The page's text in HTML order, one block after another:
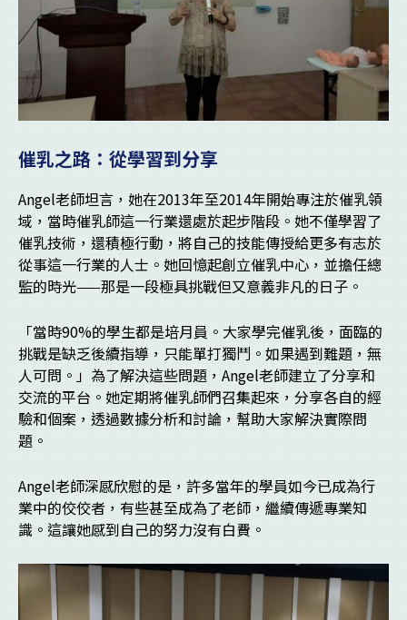
催乳之路：從學習到分享
Angel老師坦言，她在2013年至2014年開始專注於催乳領
域，當時催乳師這一行業還處於起步階段。她不僅學習了
催乳技術，還積極行動，將自己的技能傳授給更多有志於
從事這一行業的人士。她回憶起創立催乳中心，並擔任總
監的時光——那是一段極具挑戰但又意義非凡的日子。
「當時90%的學生都是培月員。大家學完催乳後，面臨的
挑戰是缺乏後續指導，只能單打獨鬥。如果遇到難題，無
人可問。」為了解決這些問題，Angel老師建立了分享和
交流的平台。她定期將催乳師們召集起來，分享各自的經
驗和個案，透過數據分析和討論，幫助大家解決實際問
題。
Angel老師深感欣慰的是，許多當年的學員如今已成為行
業中的佼佼者，有些甚至成為了老師，繼續傳遞專業知
識。這讓她感到自己的努力沒有白費。